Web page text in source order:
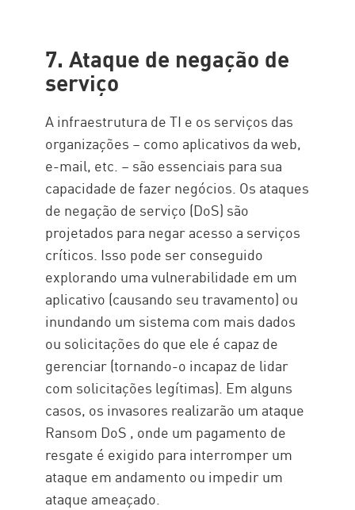
7. Ataque de negação de
serviço
A infraestrutura de TI e os serviços das
organizações – como aplicativos da web,
e-mail, etc. – são essenciais para sua
capacidade de fazer negócios. Os ataques
de negação de serviço (DoS) são
projetados para negar acesso a serviços
críticos. Isso pode ser conseguido
explorando uma vulnerabilidade em um
aplicativo (causando seu travamento) ou
inundando um sistema com mais dados
ou solicitações do que ele é capaz de
gerenciar (tornando-o incapaz de lidar
com solicitações legítimas). Em alguns
casos, os invasores realizarão um ataque
Ransom DoS , onde um pagamento de
resgate é exigido para interromper um
ataque em andamento ou impedir um
ataque ameaçado.